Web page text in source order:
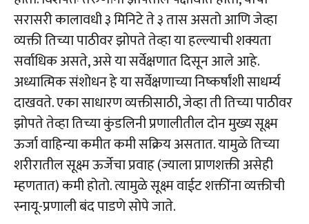
सरासरी कालावधी ३ मिनिटे ते ३ तास असतो आणि जेव्हा
व्यक्ती तिच्या पाठीवर झोपते तेव्हा या हल्ल्याची शक्यता
सर्वाधिक असते, असे या सर्वेक्षणात दिसून आले आहे.
अध्यात्मिक संशोधन हे या सर्वेक्षणाच्या निष्कर्षांशी साधर्म्य
दाखवते. एका साधारण व्यक्तीसाठी, जेव्हा ती तिच्या पाठीवर
झोपते तेव्हा तिच्या कुंडलिनी प्रणालीतील दोन मुख्य सूक्ष्म
ऊर्जा वाहिन्या कमीत कमी सक्रिय असतात. यामुळे तिच्या
शरीरातील सूक्ष्म ऊर्जेचा प्रवाह (ज्याला प्राणशक्ती असेही
म्हणतात) कमी होतो. त्यामुळे सूक्ष्म वाईट शक्तींना व्यक्तीची
स्नायू-प्रणाली बंद पाडणे सोपे जाते.